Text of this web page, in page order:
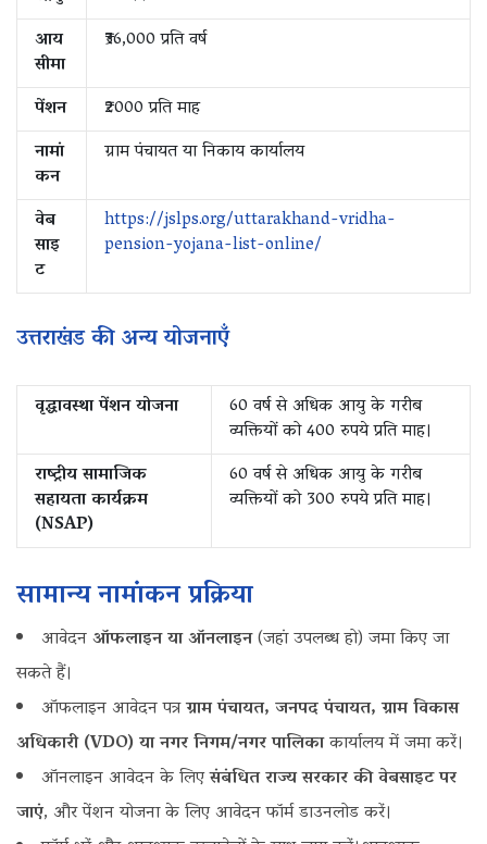
आय
सीमा
₹36,000 प्रति वर्ष
पेंशन
₹2000 प्रति माह
नामां
कन
ग्राम पंचायत या निकाय कार्यालय
वेब
साइ
ट
https://jslps.org/uttarakhand-vridha-
pension-yojana-list-online/
उत्तराखंड की अन्य योजनाएँ
वृद्धावस्था पेंशन योजना 60 वर्ष से अधिक आयु के गरीब
व्यक्तियों को 400 रुपये प्रति माह।
राष्ट्रीय सामाजिक
सहायता कार्यक्रम
(NSAP)
60 वर्ष से अधिक आयु के गरीब
व्यक्तियों को 300 रुपये प्रति माह।
सामान्य‌ नामांकन प्रक्रिया
आवेदनऑफलाइन या ऑनलाइन(जहां उपलब्ध हो) जमा किए जा
सकते हैं।
ऑफलाइन आवेदन पत्रग्राम पंचायत, जनपद पंचायत, ग्राम विकास
अधिकारी (VDO) या नगर निगम/नगर पालिकाकार्यालय में जमा करें।
ऑनलाइन आवेदन के लिएसंबंधित राज्य सरकार की वेबसाइट पर
जाएं, और‌ पेंशन योजना के लिए आवेदन फॉर्म डाउनलोड करें।